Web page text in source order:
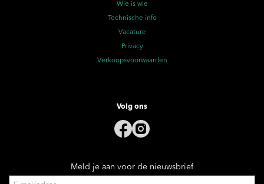
Wie is wie
Technische info
Vacature
Privacy
Verkoopsvoorwaarden
Volg ons
Meld je aan voor de nieuwsbrief